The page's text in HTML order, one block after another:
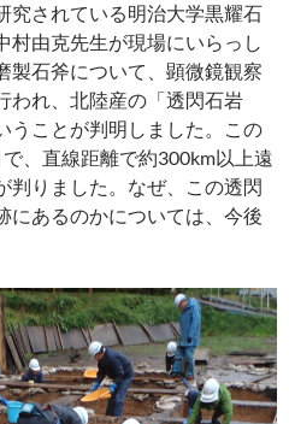
究されている明治大学黒耀石
村由克先生が現場にいらっし
製石斧について、顕微鏡観察
われ、北陸産の「透閃石岩
うことが判明しました。この
、直線距離で約300km以上遠
判りました。なぜ、この透閃
にあるのかについては、今後